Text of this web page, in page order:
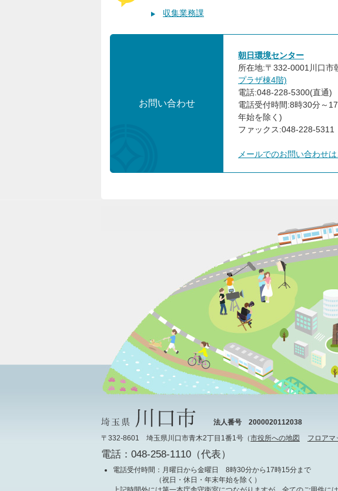
収集業務課
お問い合わせ
朝日環境センター
所在地:〒332-0001川口市
プラザ棟4階)
電話:048-228-5300(直通)
電話受付時間:8時30分～
年始を除く)
ファックス:048-228-5311
メールでのお問い合わせ
法人番号 2000020112038
〒332-8601 埼玉県川口市青木2丁目1番1号（市役所への地図 フロアマ
電話：048-258-1110（代表）
電話受付時間 ：月曜日から金曜日 8時30分から17時15分まで
（祝日・休日・年末年始を除く）